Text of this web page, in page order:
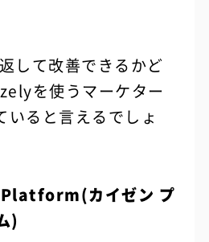
して改善できるかど
を使うマーケター
いると言えるでしょ
カイゼン プ
)